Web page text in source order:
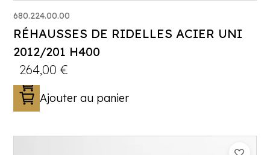
680.224.00.00
RÉHAUSSES DE RIDELLES ACIER UNI
2012/201 H400
264,00€
Ajouter au panier